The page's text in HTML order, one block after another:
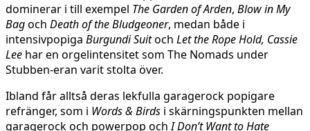
dominerar i till exempel The Garden of Arden, Blow in My
Bagoch Death of the Bludgeoner, medan både i
intensivpopiga Burgundi Suitoch Let the Rope Hold, Cassie
Lee har en orgelintensitet som The Nomads under
Stubben-eran varit stolta över.
Ibland får alltså deras lekfulla garagerock popigare
refränger, som i Words & Birds i skärningspunkten mellan
garagerock och powerpop ochI Don’t Want to Hate